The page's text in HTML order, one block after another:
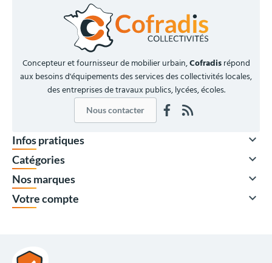
Concepteur et fournisseur de mobilier urbain,Cofradisrépond
aux besoins d'équipements des services des collectivités locales,
des entreprises de travaux publics, lycées, écoles.
Nous contacter
Infos pratiques 
Catégories 
Nos marques 
Votre compte 